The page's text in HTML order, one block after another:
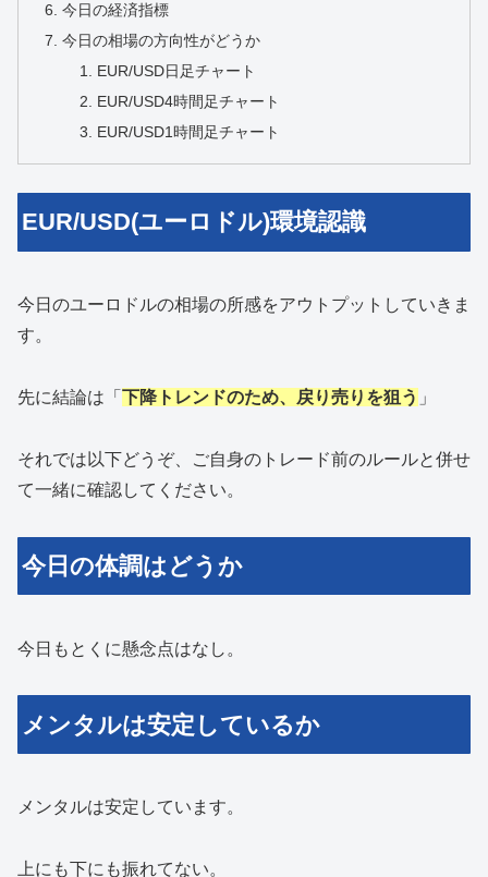
今日の経済指標
今日の相場の方向性がどうか
EUR/USD日足チャート
EUR/USD4時間足チャート
EUR/USD1時間足チャート
EUR/USD(ユーロドル)環境認識
今日のユーロドルの相場の所感をアウトプットしていきま
す。
先に結論は「 下降トレンドのため、戻り売りを狙う 」
それでは以下どうぞ、ご自身のトレード前のルールと併せ
て一緒に確認してください。
今日の体調はどうか
今日もとくに懸念点はなし。
メンタルは安定しているか
メンタルは安定しています。
上にも下にも振れてない。